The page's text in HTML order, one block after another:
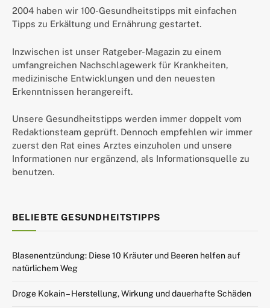
2004 haben wir 100-Gesundheitstipps mit einfachen
Tipps zu Erkältung und Ernährung gestartet.
Inzwischen ist unser Ratgeber-Magazin zu einem
umfangreichen Nachschlagewerk für Krankheiten,
medizinische Entwicklungen und den neuesten
Erkenntnissen herangereift.
Unsere Gesundheitstipps werden immer doppelt vom
Redaktionsteam geprüft. Dennoch empfehlen wir immer
zuerst den Rat eines Arztes einzuholen und unsere
Informationen nur ergänzend, als Informationsquelle zu
benutzen.
BELIEBTE GESUNDHEITSTIPPS
Blasenentzündung: Diese 10 Kräuter und Beeren helfen auf
natürlichem Weg
Droge Kokain – Herstellung, Wirkung und dauerhafte Schäden